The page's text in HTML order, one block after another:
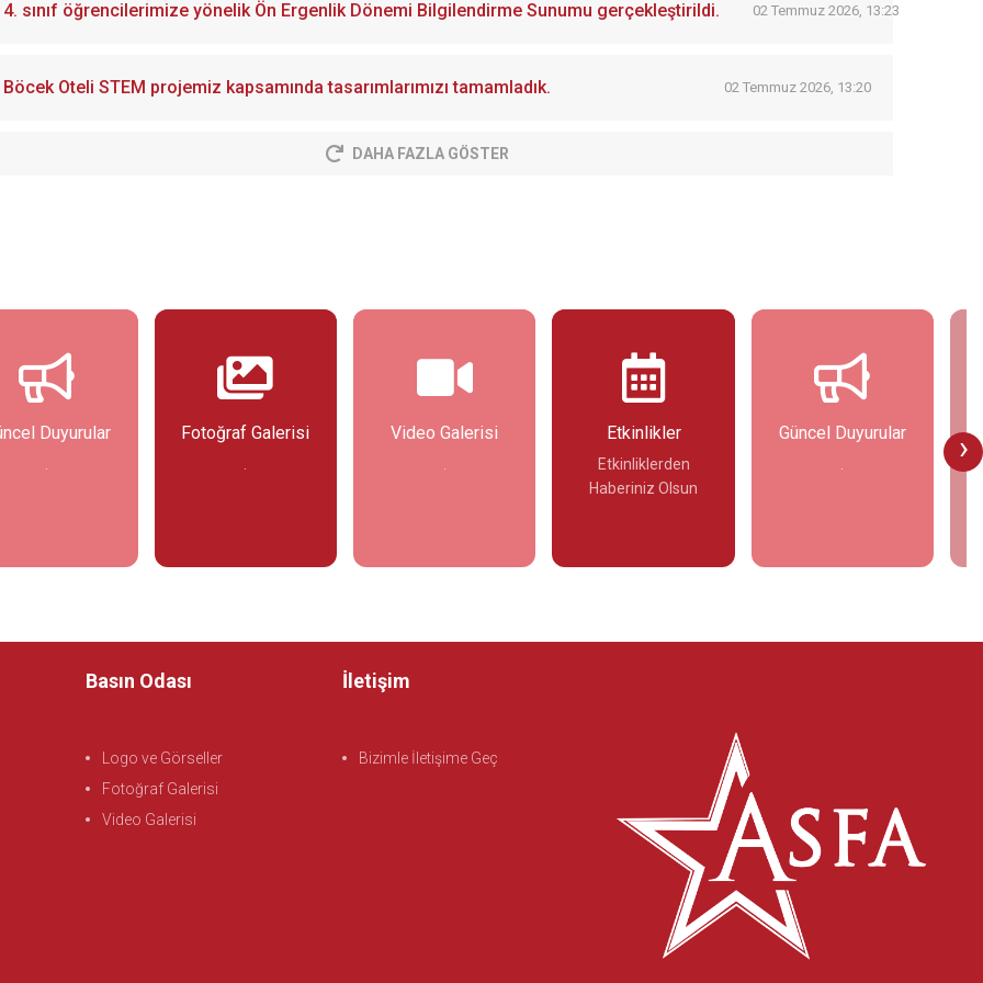
4. sınıf öğrencilerimize yönelik Ön Ergenlik Dönemi Bilgilendirme Sunumu gerçekleştirildi. 02 Temmuz 2026, 13:23
Böcek Oteli STEM projemiz kapsamında tasarımlarımızı tamamladık. 02 Temmuz 2026, 13:20
DAHA FAZLA GÖSTER
›
Fotoğraf Galerisi Video Galerisi Etkinlikler Güncel Duyurular
.
Fotoğraf Galerisi
Basın Odası
Logo ve Görseller
Fotoğraf Galerisi
Video Galerisi
İletişim
Bizimle İletişime Geç